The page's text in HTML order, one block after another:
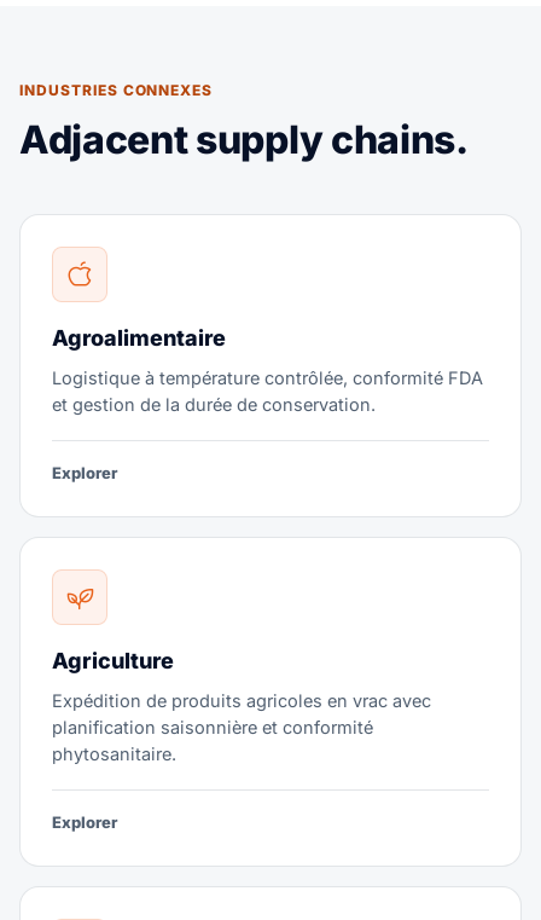
INDUSTRIES CONNEXES
Adjacent supply chains.
Agroalimentaire
Logistique à température contrôlée, conformité FDA
et gestion de la durée de conservation.
Explorer
Agriculture
Expédition de produits agricoles en vrac avec
planification saisonnière et conformité
phytosanitaire.
Explorer